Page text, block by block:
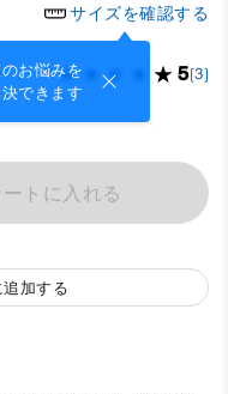
サイズを確認する
お悩みを
できます
5(3)
ートに入れる
加する